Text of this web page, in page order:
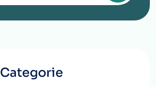
Categorie